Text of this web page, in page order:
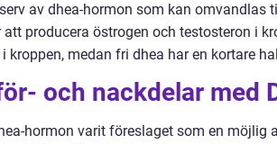
av dhea-hormon som kan omvandlas
producera östrogen och testosteron i
kroppen, medan fri dhea har en kortare
och nackdelar med
hormon varit föreslaget som en möjlig